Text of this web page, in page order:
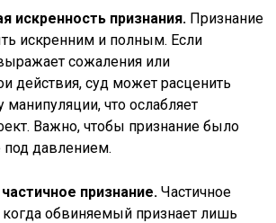
искренность признания. Признание
искренним и полным. Если
сожаления или
действия, суд может расценить
манипуляции, что ослабляет
Важно, чтобы признание было
давлением.
признание. Частичное
обвиняемый признает лишь